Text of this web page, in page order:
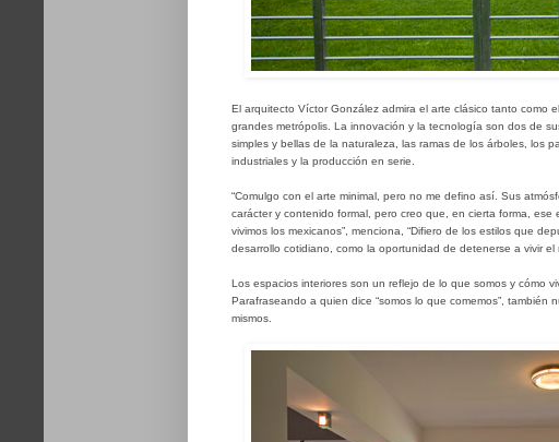
El arquitecto Víctor González admira el arte clásico tanto como
grandes metrópolis. La innovación y la tecnología son dos de
simples y bellas de la naturaleza, las ramas de los árboles, los
industriales y la producción en serie.
“Comulgo con el arte minimal, pero no me defino así. Sus
carácter y contenido formal, pero creo que, en cierta forma,
vivimos los mexicanos”, menciona, “Difiero de los estilos que
desarrollo cotidiano, como la oportunidad de detenerse a vivir
Los espacios interiores son un reflejo de lo que somos y cómo
Parafraseando a quien dice “somos lo que comemos”,
mismos.